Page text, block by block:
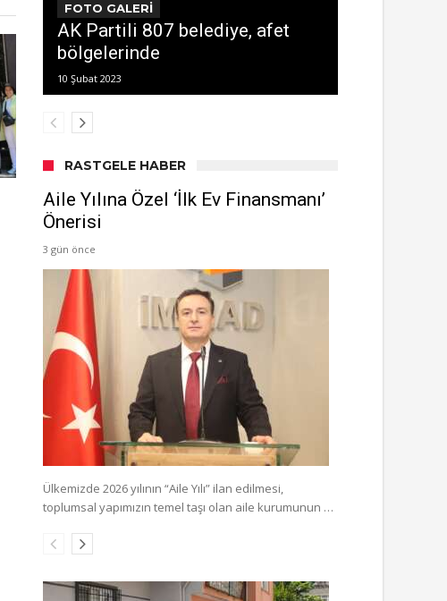
FOTO GALERİ
AK Partili 807 belediye, afet
bölgelerinde
10 Şubat 2023
RASTGELE HABER
Aile Yılına Özel ‘İlk Ev Finansmanı’
Önerisi
3 gün önce
Ülkemizde 2026 yılının “Aile Yılı” ilan edilmesi,
toplumsal yapımızın temel taşı olan aile kurumunun …